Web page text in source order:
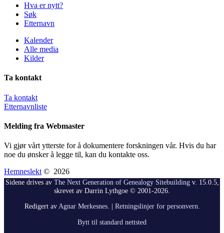
Hva er nytt?
Søk
Etternavn
Kalender
Alle media
Kilder
Ta kontakt
Ta kontakt
Etternavnliste
Melding fra Webmaster
Vi gjør vårt ytterste for å dokumentere forskningen vår. Hvis du har
noe du ønsker å legge til, kan du kontakte oss.
Hemneslekt © 2026
Sidene drives av The Next Generation of Genealogy Sitebuildingv. 15.0.5,
skrevet av Darrin Lythgoe © 2001-2026.
Redigert avAgnar Merkesnes. | Retningslinjer for personvern.
Bytt til standard nettsted